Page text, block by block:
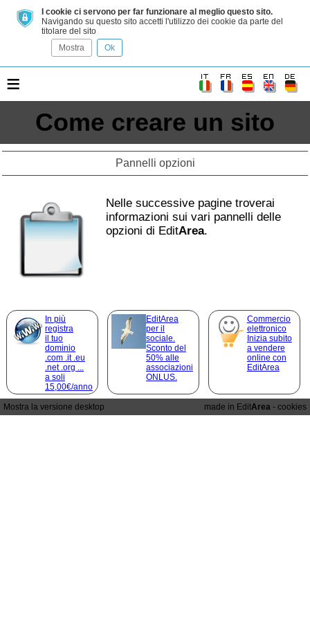
I cookie ci servono per far funzionare al meglio questo sito.
Navigando su questo sito accetti l'utilizzo dei cookie da parte del
titolare del sito
Mostra
Ok
≡
Come creare un sito
Pannelli opzioni
Nelle successive pagine troverai
informazioni sui vari pannelli delle
opzioni di EditArea.
In più
registra
il tuo
dominio
.com .it .eu
.net .org ...
a soli
15,00€/anno
EditArea
per il
sociale.
Sconto del
50% alle
associazioni
ONLUS.
Commercio
elettronico
Inizia subito
a vendere
online con
EditArea
Mostra la versione desktop made in EditArea - cookies